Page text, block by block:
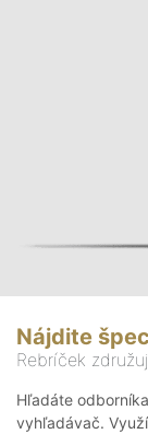
Nájdite
Rebríček
Hľadáte
vyhľadávač.